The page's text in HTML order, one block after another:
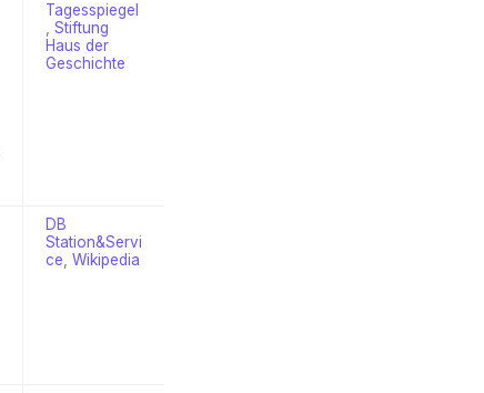
Tagesspiegel
Stiftung
Haus der
Geschichte
DB
Station&Servi
ce Wikipedia